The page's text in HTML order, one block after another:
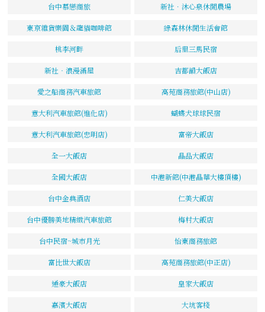
台中慕戀商旅 新社．沐心泉休閒農場
東京雜貨樂園＆龍貓咖啡館 綠森林休閒生活會館
桃李河畔 后里三馬民宿
新社‧浪漫滿屋 吉都韻大飯店
愛之船商務汽車旅館 高苑商務旅館(中山店)
意大利汽車旅館(進化店) 蝴蝶犬球球民宿
意大利汽車旅館(忠明店) 富帝大飯店
全一大飯店 晶品大飯店
全國大飯店 中港新館(中港晶華大樓頂樓)
台中金典酒店 仁美大飯店
台中優勝美地精緻汽車旅館 梅村大飯店
台中民宿~城市月光 怡東商務旅館
富比世大飯店 高苑商務旅館(中正店)
通豪大飯店 皇家大飯店
嘉濱大飯店 大坑客棧